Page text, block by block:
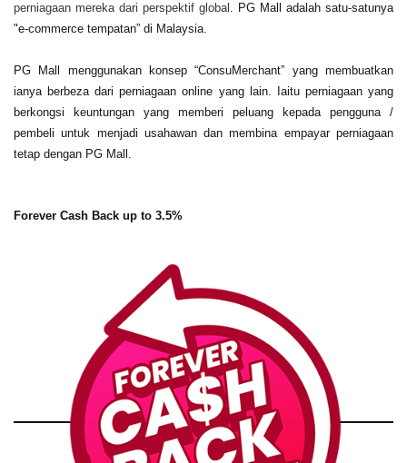
perniagaan mereka dari perspektif global . PG Mall adalah satu-satunya
"e-commerce tempatan” di Malaysia.
PG Mall menggunakan konsep “ConsuMerchant” yang membuatkan
ianya berbeza dari perniagaan online yang lain. Iaitu perniagaan yang
berkongsi keuntungan yang memberi peluang kepada pengguna /
pembeli untuk menjadi usahawan dan membina empayar perniagaan
tetap dengan PG Mall.
Forever Cash Back up to 3.5%